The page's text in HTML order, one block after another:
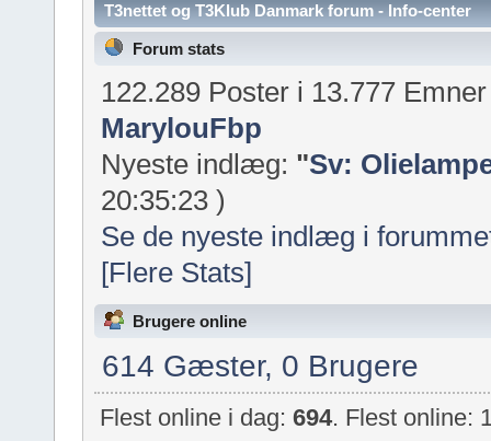
T3nettet og T3Klub Danmark forum - Info-center
Forum stats
122.289 Poster i 13.777
MarylouFbp
Nyeste indlæg: "Sv:
20:35:23 )
Se de nyeste indlæg i
[Flere Stats]
Brugere online
614 Gæster, 0 Brugere
Flest online i dag:694. Flest online: